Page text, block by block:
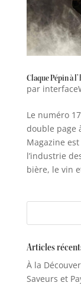
Claque Pépin à
par
Le numéro
double page
Magazine
l’industrie
bière, le vin
Articles
À la
Saveurs et